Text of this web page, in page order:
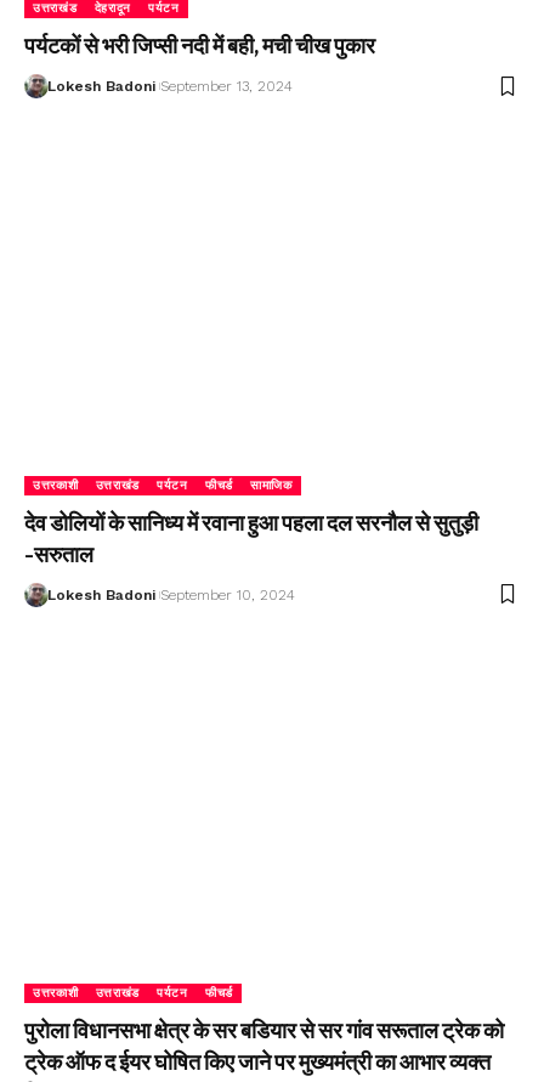
उत्तराखंड देहरादून पर्यटन
पर्यटकों से भरी जिप्सी नदी में बही, मची चीख पुकार
Lokesh Badoni September 13, 2024
उत्तरकाशी उत्तराखंड पर्यटन फीचर्ड सामाजिक
देव डोलियों के सानिध्य में रवाना हुआ पहला दल सरनौल से सुतुड़ी
-सरुताल
Lokesh Badoni September 10, 2024
उत्तरकाशी उत्तराखंड पर्यटन फीचर्ड
पुरोला विधानसभा क्षेत्र के सर बडियार से सर गांव सरूताल ट्रेक को
ट्रेक ऑफ द ईयर घोषित किए जाने पर मुख्यमंत्री का आभार व्यक्त